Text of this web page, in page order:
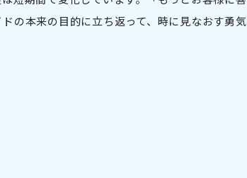
の本来の目的に立ち返って、時に見なおす勇気